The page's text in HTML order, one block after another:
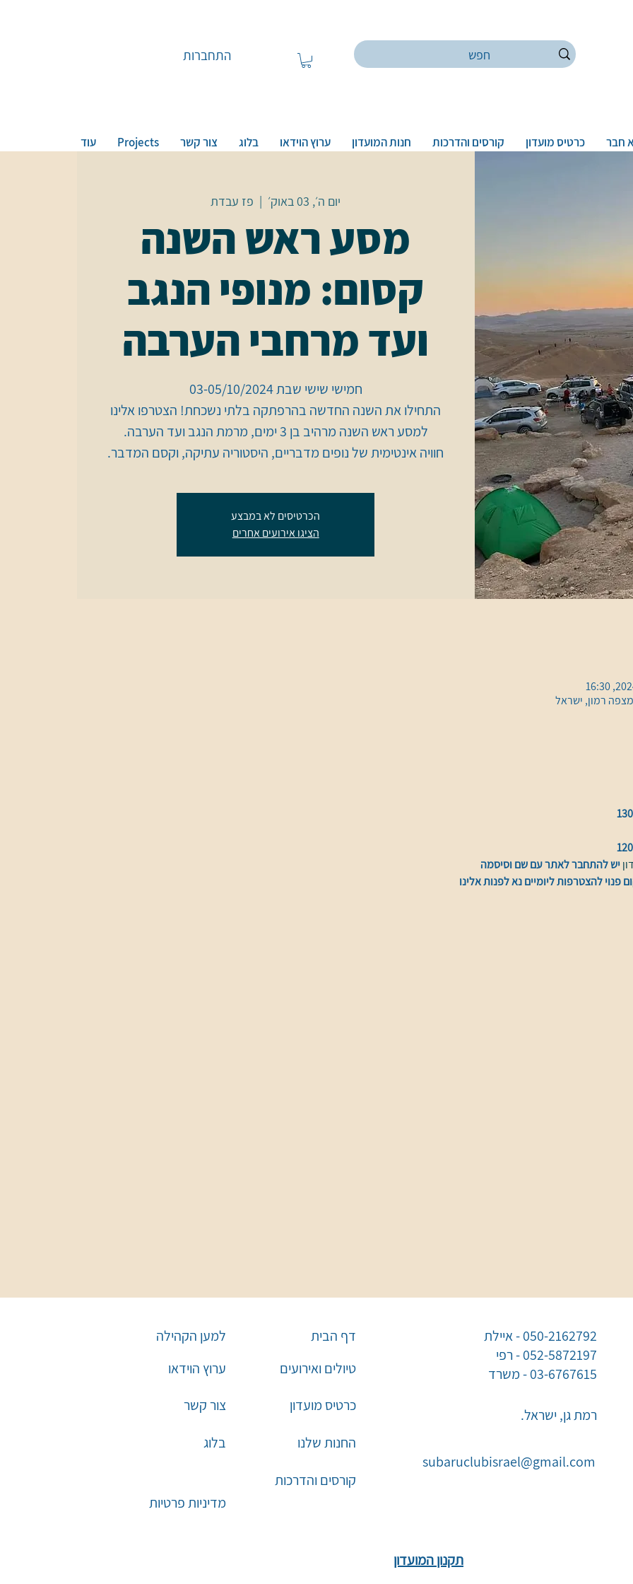
התחברות
חבר כרטיס מועדון קורסים והדרכות חנות המועדון ערוץ הוידאו בלוג צור קשר Projects עוד
יום ה׳, 03 באוק׳
  |
פז עבדת
מסע ראש השנה
קסום: מנופי הנגב
ועד מרחבי הערבה
התחילו את השנה החדשה בהרפתקה בלתי נשכחת! הצטרפו אלינו
חוויה אינטימית של נופים מדבריים, היסטוריה עתיקה, וקסם המדבר.
הכרטיסים לא במבצע
הציגו אירועים אחרים
רמון, ישראל
יש להתחבר לאתר עם שם וסיסמה
פנוי להצטרפות ליומיים נא לפנות אלינו
למען הקהילה
ערוץ הוידאו
צור קשר
בלוג
דף הבית
טיולים ואירועים
כרטיס מועדון
החנות שלנו
קורסים והדרכות
050-2162792 - איילת
052-5872197 - רפי
03-6767615 - משרד
רמת גן, ישראל.
subaruclubisrael@gmail.com
מדיניות פרטיות
תקנון המועדון